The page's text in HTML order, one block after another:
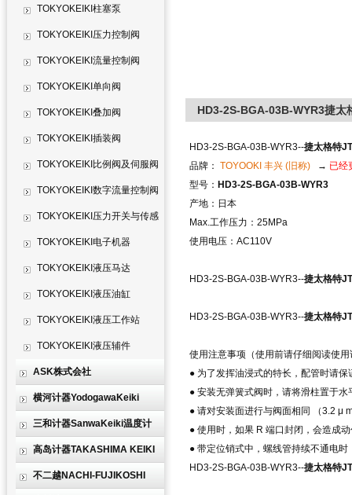
TOKYOKEIKI柱塞泵
TOKYOKEIKI压力控制阀
TOKYOKEIKI流量控制阀
TOKYOKEIKI单向阀
TOKYOKEIKI叠加阀
TOKYOKEIKI插装阀
TOKYOKEIKI比例阀及伺服阀
TOKYOKEIKI数字流量控制阀
TOKYOKEIKI压力开关与传感
器 TOKYOKEIKI电子机器
TOKYOKEIKI液压马达
TOKYOKEIKI液压油缸
TOKYOKEIKI液压工作站
TOKYOKEIKI液压辅件
ASK株式会社
横河计器YodogawaKeiki
三和计器SanwaKeiki温度计
高岛计器TAKASHIMA KEIKI
不二越NACHI-FUJIKOSHI
HD3-2S-BGA-03B-WYR3捷
HD3-2S-BGA-03B-WYR3--捷太格特
品牌： TOYOOKI 丰兴 (旧称) → 已经
型号： HD3-2S-BGA-03B-WYR3
产地：日本
Max.工作压力：25MPa
使用电压：AC110V
HD3-2S-BGA-03B-WYR3--捷太格特
HD3-2S-BGA-03B-WYR3--捷太格特
使用注意事项（使用前请仔细阅读使
● 为了发挥油浸式的特长，配管时请
● 安装无弹簧式阀时，请将滑柱置于水
● 请对安装面进行与阀面相同 （3.2 μ
● 使用时，如果 R 端口封闭，会造成
● 带定位销式中，螺线管持续不通电
HD3-2S-BGA-03B-WYR3--捷太格特